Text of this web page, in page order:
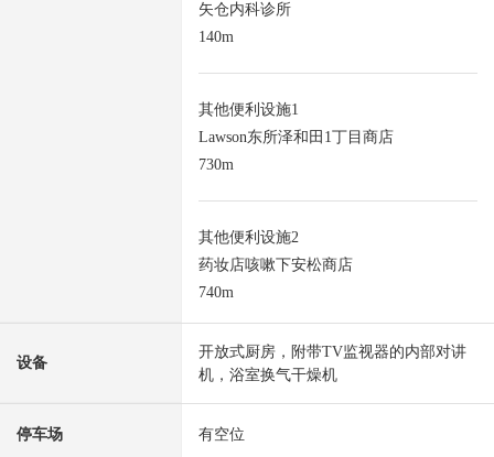
矢仓内科诊所
140m
其他便利设施1
Lawson东所泽和田1丁目商店
730m
其他便利设施2
药妆店咳嗽下安松商店
740m
设备
开放式厨房，附带TV监视器的内部对讲
机，浴室换气干燥机
停车场 有空位